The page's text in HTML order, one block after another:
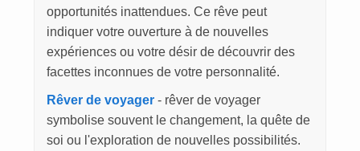
opportunités inattendues. Ce rêve peut
indiquer votre ouverture à de nouvelles
expériences ou votre désir de découvrir des
facettes inconnues de votre personnalité.
Rêver de voyager- rêver de voyager
symbolise souvent le changement, la quête de
soi ou l'exploration de nouvelles possibilités.